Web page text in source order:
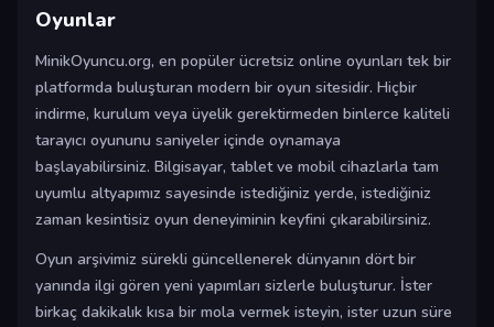
Oyunlar
MinikOyuncu.org, en popüler ücretsiz online oyunları tek bir
platformda buluşturan modern bir oyun sitesidir. Hiçbir
indirme, kurulum veya üyelik gerektirmeden binlerce kaliteli
tarayıcı oyununu saniyeler içinde oynamaya
başlayabilirsiniz. Bilgisayar, tablet ve mobil cihazlarla tam
uyumlu altyapımız sayesinde istediğiniz yerde, istediğiniz
zaman kesintisiz oyun deneyiminin keyfini çıkarabilirsiniz.
Oyun arşivimiz sürekli güncellenerek dünyanın dört bir
yanında ilgi gören yeni yapımları sizlerle buluşturur. İster
birkaç dakikalık kısa bir mola vermek isteyin, ister uzun süre